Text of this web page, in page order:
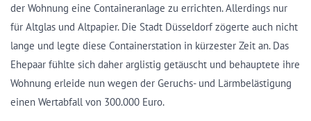
der Wohnung eine Containeranlage zu errichten. Allerdings nur
für Altglas und Altpapier. Die Stadt Düsseldorf zögerte auch nicht
lange und legte diese Containerstation in kürzester Zeit an. Das
Ehepaar fühlte sich daher arglistig getäuscht und behauptete ihre
Wohnung erleide nun wegen der Geruchs- und Lärmbelästigung
einen Wertabfall von 300.000 Euro.